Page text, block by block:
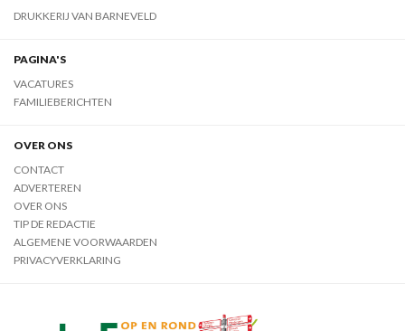
DRUKKERIJ VAN BARNEVELD
PAGINA'S
VACATURES
FAMILIEBERICHTEN
OVER ONS
CONTACT
ADVERTEREN
OVER ONS
TIP DE REDACTIE
ALGEMENE VOORWAARDEN
PRIVACYVERKLARING